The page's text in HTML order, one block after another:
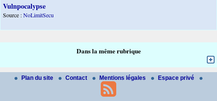
Vulnpocalypse
Source :NoLimitSecu
Dans la même rubrique
Plan du site Contact Mentions légales Espace privé